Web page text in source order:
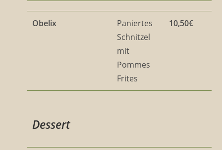
Obelix
Paniertes
Schnitzel
mit
Pommes
Frites
10,50€
Dessert